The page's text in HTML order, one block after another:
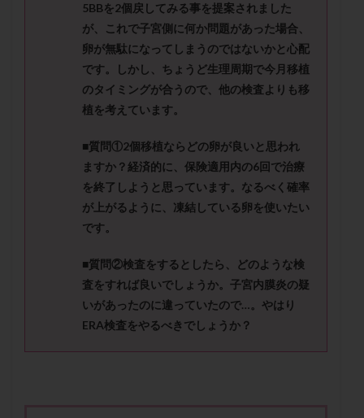
5BBを2個戻 してみる事を提案されました
が、これで子宮側に何か問題があった場合、
卵が無駄になってしまうのではないかと心配
です。しかし、ちょうど生理周期で今月移植
のタイミングが合うので、他の検査より も移
植を考えています。
■質問①2個移植ならどの卵が良いと思われ
ますか？経済的に、保険適用内の6回で治療
を終了しようと思っています。なるべく確率
が上がるように、凍結している卵を使いたい
です。
■質問②検査をするとしたら、どのような検
査をすれば良いでしょうか。 子宮内膜炎の疑
いがあったのに違っていたので…。やはり
ERA検査をやるべきでしょうか？
フォリスチム
ブセレリン点鼻薬
ブライダルチェック
フラグメント
プラセンタ
プラノバール
プラバノール
ふりかけ法
プレコンセプション
プレドニン
プレマリン
プログラフ
プロゲステロン
プロバイオティクス
プロラクチン
ホルモン値
ホルモン投与
ホルモン注射
ホルモン補充周期
ホルモン補充法
ホルモン補充療法
マイクロポリープ
マルチビタミン
ミトコンドリア
メンタル
ラクトバチルス
ラクトフェリン
ラパロドリリング
リュープリン
リュープロレリン注射
ルトラール
レコベル
レトロゾール
レルミナ
ロバートソン
ロング法
一般不妊治療